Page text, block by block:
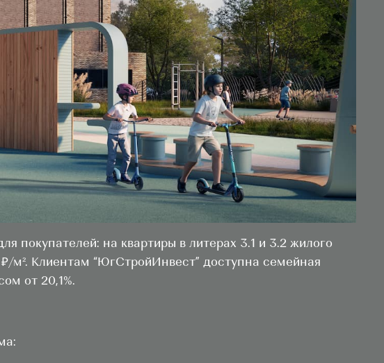
покупателей: на квартиры в литерах 3.1 и 3.2 жилого
м². Клиентам “ЮгСтройИнвест” доступна семейная
от 20,1%.